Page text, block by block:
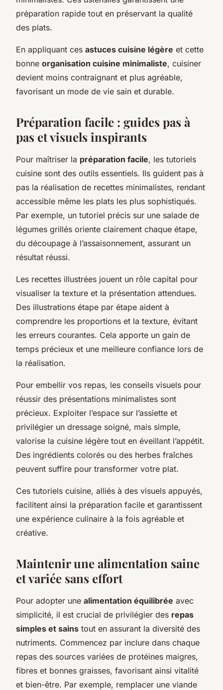
préparation rapide tout en préservant la qualité
des plats.
En appliquant ces astuces cuisine légère et cette
bonne organisation cuisine minimaliste, cuisiner
devient moins contraignant et plus agréable,
favorisant un mode de vie sain et durable.
Préparation facile : guides pas à
pas et visuels inspirants
Pour maîtriser la préparation facile, les tutoriels
cuisine sont des outils essentiels. Ils guident pas à
pas la réalisation de recettes minimalistes, rendant
accessible même les plats les plus sophistiqués.
Par exemple, un tutoriel précis sur une salade de
légumes grillés oriente clairement chaque étape,
du découpage à l’assaisonnement, assurant un
résultat réussi.
Les recettes illustrées jouent un rôle capital pour
visualiser la texture et la présentation attendues.
Des illustrations étape par étape aident à
comprendre les proportions et la texture, évitant
les erreurs courantes. Cela apporte un gain de
temps précieux et une meilleure confiance lors de
la réalisation.
Pour embellir vos repas, les conseils visuels pour
réussir des présentations minimalistes sont
précieux. Exploiter l’espace sur l’assiette et
privilégier un dressage soigné, mais simple,
valorise la cuisine légère tout en éveillant l’appétit.
Des ingrédients colorés ou des herbes fraîches
peuvent suffire pour transformer votre plat.
Ces tutoriels cuisine, alliés à des visuels appuyés,
facilitent ainsi la préparation facile et garantissent
une expérience culinaire à la fois agréable et
créative.
Maintenir une alimentation saine
et variée sans effort
Pour adopter une alimentation équilibrée avec
simplicité, il est crucial de privilégier des repas
simples et sains tout en assurant la diversité des
nutriments. Commencez par inclure dans chaque
repas des sources variées de protéines maigres,
fibres et bonnes graisses, favorisant ainsi vitalité
et bien-être. Par exemple, remplacer une viande